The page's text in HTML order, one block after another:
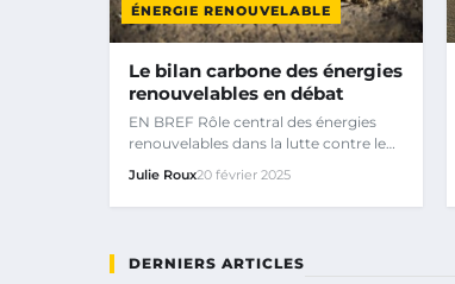
ÉNERGIE RENOUVELABLE
Le bilan carbone des énergies
renouvelables en débat
EN BREF Rôle central des énergies
renouvelables dans la lutte contre le
changement climatique.
Julie Roux20 février 2025
DERNIERS ARTICLES